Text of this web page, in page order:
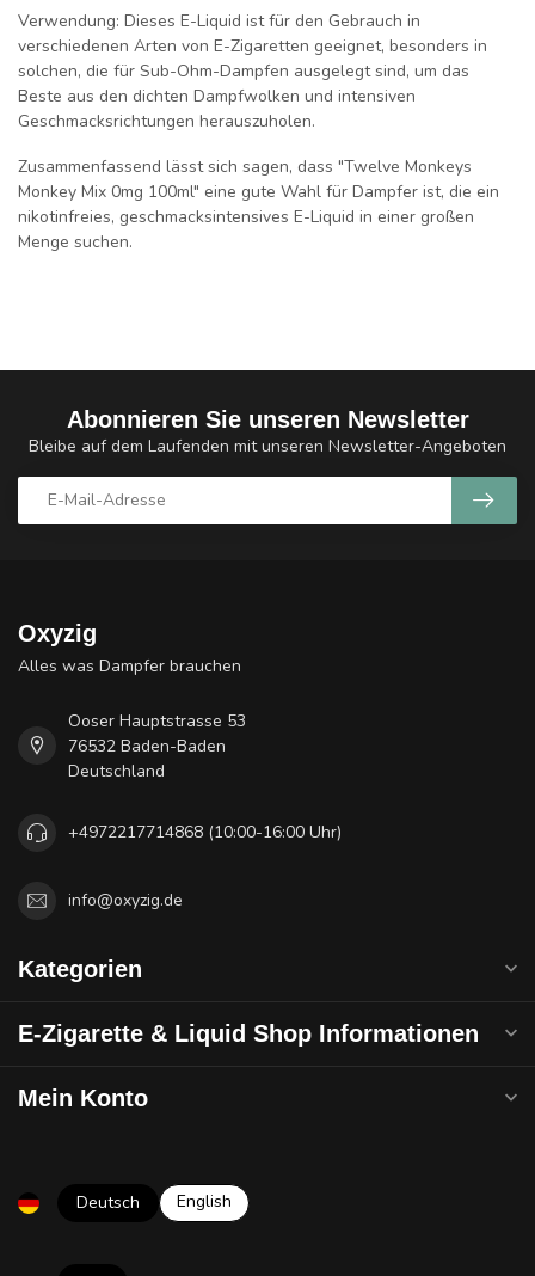
Verwendung: Dieses E-Liquid ist für den Gebrauch in
verschiedenen Arten von E-Zigaretten geeignet, besonders in
solchen, die für Sub-Ohm-Dampfen ausgelegt sind, um das
Beste aus den dichten Dampfwolken und intensiven
Geschmacksrichtungen herauszuholen.
Zusammenfassend lässt sich sagen, dass "Twelve Monkeys
Monkey Mix 0mg 100ml" eine gute Wahl für Dampfer ist, die ein
nikotinfreies, geschmacksintensives E-Liquid in einer großen
Menge suchen.
Abonnieren Sie unseren Newsletter
Bleibe auf dem Laufenden mit unseren Newsletter-Angeboten
Oxyzig
Alles was Dampfer brauchen
Ooser Hauptstrasse 53
76532 Baden-Baden
Deutschland
+4972217714868 (10:00-16:00 Uhr)
info@oxyzig.de
Kategorien
E-Zigarette & Liquid Shop Informationen
Mein Konto
Deutsch English